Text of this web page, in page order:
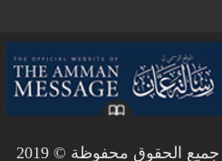
الحقوق محفوظة © 2019